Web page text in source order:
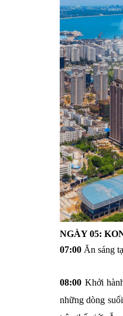
NGÀY 05:
07:00 Ăn sáng
08:00 Khởi
những dòng